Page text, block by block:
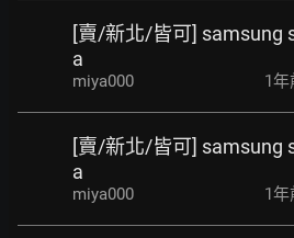
[賣/新北/皆可] samsung
a
miya000 1年
[賣/新北/皆可] samsung
a
miya000 1年